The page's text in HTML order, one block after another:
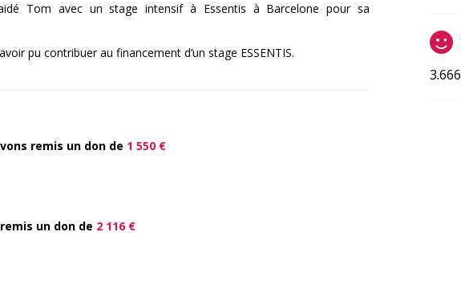
Tom avec un stage intensif à Essentis à Barcelone pour sa
pu contribuer au financement d’un stage ESSENTIS.
remis un don de 1 550 €
un don de 2 116 €
3.666